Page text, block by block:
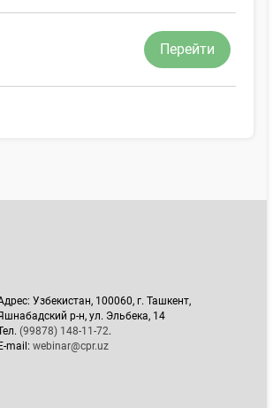
Перейти
Узбекистан, 100060, г. Ташкент,
р-н, ул. Эльбека, 14
(99878) 148-11-72.
E-mail: webinar@cpr.uz